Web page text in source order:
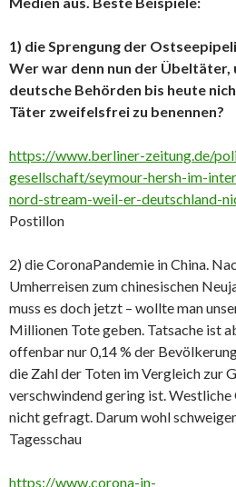
1) die Sprengung der
Wer war denn nun der Übeltäter,
deutsche Behörden bis heute
Täter zweifelsfrei zu benennen?
https://www.berliner-zeitung.de/
gesellschaft/seymour-hersh-im-
nord-stream-weil-er-deutschland-
Postillon
2) die CoronaPandemie in China.
Umherreisen zum chinesischen
muss es doch jetzt – wollte man
Millionen Tote geben. Tatsache ist
offenbar nur 0,14 % der
die Zahl der Toten im Vergleich zur
verschwindend gering ist.
nicht gefragt. Darum wohl
Tagesschau
https://www.corona-in-